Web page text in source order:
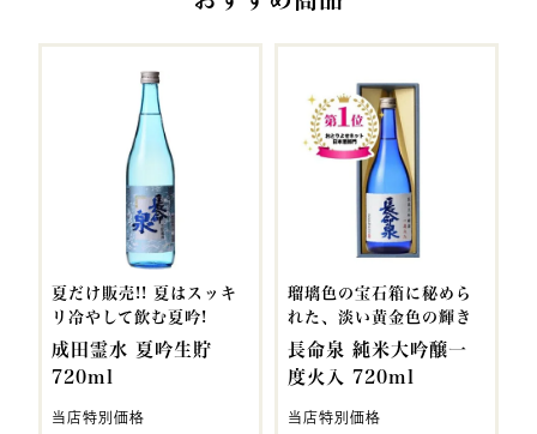
夏だけ販売!! 夏はスッキ
リ冷やして飲む夏吟!
成田霊水 夏吟生貯
720ml
当店特別価格
瑠璃色の宝石箱に秘めら
れた、淡い黄金色の輝き
長命泉 純米大吟醸一
度火入 720ml
当店特別価格